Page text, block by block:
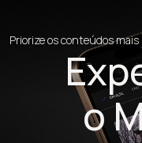
Priorize os conteúdos
o